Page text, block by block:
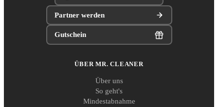
Partner werden
Gutschein
ÜBER MR. CLEANER
Über uns
So geht's
Mindestabnahme